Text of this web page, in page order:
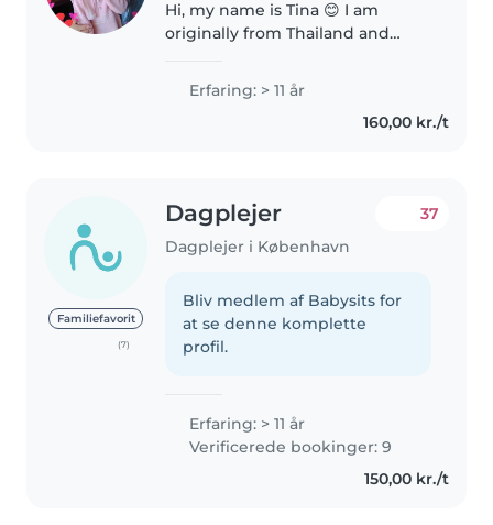
Hi, my name is Tina 😊 I am
originally from Thailand and
4 years. I speak Thai, English, and
a little Danish. I am 38 years old
and a mother to a 5-year-old..
Erfaring: > 11 år
160,00 kr./t
Familiefavorit
(7)
Dagplejer
Dagplejer i København
37
Bliv medlem af Babysits for
at se denne komplette
profil.
Erfaring: > 11 år
Verificerede bookinger: 9
150,00 kr./t